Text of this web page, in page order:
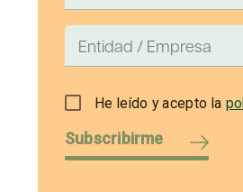
He leído y acepto la
Subscribirme